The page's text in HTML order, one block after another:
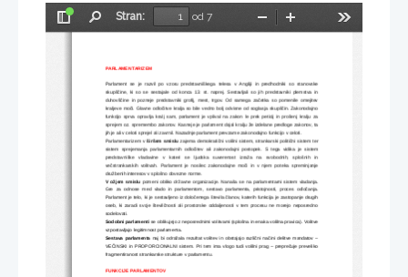
Preklopi
Stran:
od 7
Pomanjšaj
PARLAMENTARIZEM
Parlament se je razvil po vzoru predstavniškega telesa v Angliji in predhodniki so stanovske
skupščine, ki so se sestajale od konca 13. st. naprej. Sestavljali so jih predstavniki plemstva in
duhovščine in pozneje predstavniki grofij, mest, trgov. Od samega začetka so pomenile omejitev
kraljeve moči. Glavne odločitve kralja so bile vedno bolj odvisne od soglasja skupščin. Zakonodajno
funkcijo sprva opravlja kralj sam, parlament je vplival na zakon le prek peticij in prošenj kralju za
sprejem oz. spremembo zakonov. Kasneje je parlament dajal kralju že izdelane predloge zakonov, ta
jih je ali v celoti sprejel ali zavrnil. Nazadnje parlament prevzame zakonodajno funkcijo v celoti.
Parlamentarizem v širšem smislu zajema demokratični volilni sistem, strankarski politični sistem ter
sistem sprejemanja parlamentarnih odločitev ali zakonodajni postopek. S tega vidika je sistem
predstavniške   vladavine   v   kateri   se   ljudska   suverenost   izraža   na   svobodnih,   splošnih   in
večstrankarskih volitvah. Parlament je nosilec zakonodajne moči in v njem poteka spreminjanje
družbenih interesov v splošno obvezne norme.
V ožjem smislu pomeni obliko državne organizacije. Nanaša se na parlamentarni sistem vladanja.
Gre za odnose med vlado in parlamentom, sestavo parlamenta, pristojnosti, proces odločanja.
Parlament je telo, ki je sestavljeno iz določenega števila članov, katerih funkcija je zastopanje drugih
oseb, ki zaradi svoje številčnosti ali prostorske oddaljenosti v tem procesu ne morejo neposredno
sodelovati.
Sodobni parlamenti se oblikujejo z neposrednimi volitvami (splošna in enaka volilna pravica). Volitve
vzpostavljajo legitimnost parlamenta.
Sestava parlamenta naj bi odražala rezultat volitev in obstajajo različni načini delitve mandatov –
VEČINSKI in PROPORCIONALNI sistem. Pri tem ima vlogo tudi volilni prag – preprečuje preveliko
fragmentiranost strankarske strukture v parlamentu.
FUNKCIJE PARLAMENTOV